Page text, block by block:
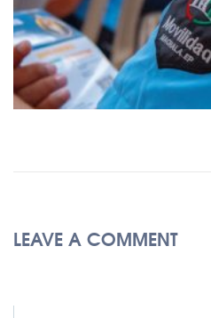
LEAVE A COMMENT